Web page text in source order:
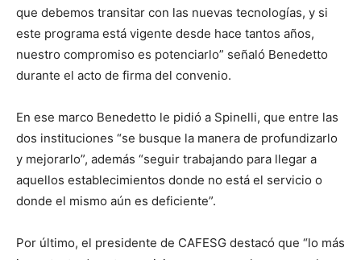
que debemos transitar con las nuevas tecnologías, y si
este programa está vigente desde hace tantos años,
nuestro compromiso es potenciarlo” señaló Benedetto
durante el acto de firma del convenio.
En ese marco Benedetto le pidió a Spinelli, que entre las
dos instituciones “se busque la manera de profundizarlo
y mejorarlo”, además “seguir trabajando para llegar a
aquellos establecimientos donde no está el servicio o
donde el mismo aún es deficiente”.
Por último, el presidente de CAFESG destacó que “lo más